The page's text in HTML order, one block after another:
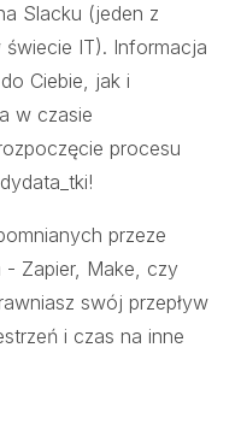
Slacku (jeden z
IT). Informacja
Ciebie, jak i
w czasie
procesu
przeze
- Zapier, Make, czy
swój przepływ
i czas na inne